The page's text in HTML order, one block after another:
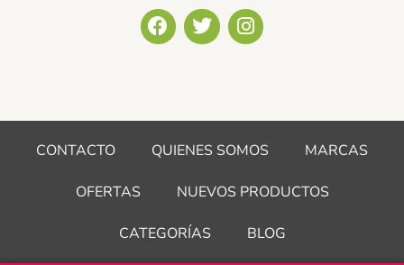
F
a
o
k
T
w
e
I
n
g
a
CONTACTO QUIENES SOMOS MARCAS
OFERTAS NUEVOS PRODUCTOS
CATEGORÍAS BLOG